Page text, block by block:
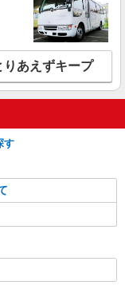
りあえずキープ
す